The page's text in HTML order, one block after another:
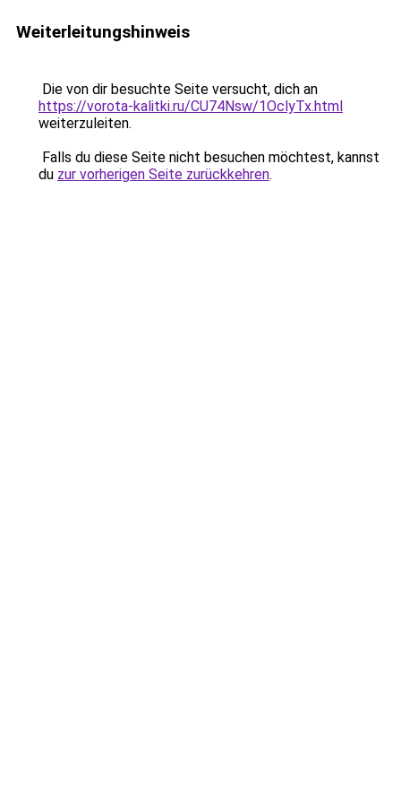
Weiterleitungshinweis
Die von dir besuchte Seite versucht, dich an
https://vorota-kalitki.ru/CU74Nsw/1OclyTx.html
weiterzuleiten.
Falls du diese Seite nicht besuchen möchtest, kannst
du zur vorherigen Seite zurückkehren.